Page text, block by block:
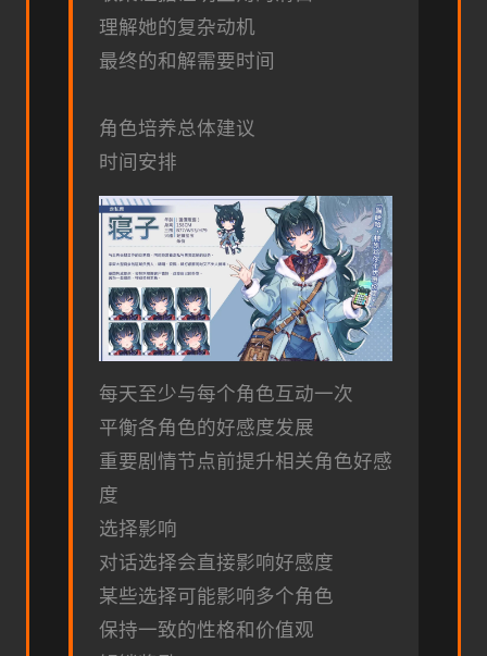
理解她的复杂动机
最终的和解需要时间
角色培养总体建议
时间安排
每天至少与每个角色互动一次
平衡各角色的好感度发展
重要剧情节点前提升相关角色好感
度
选择影响
对话选择会直接影响好感度
某些选择可能影响多个角色
保持一致的性格和价值观